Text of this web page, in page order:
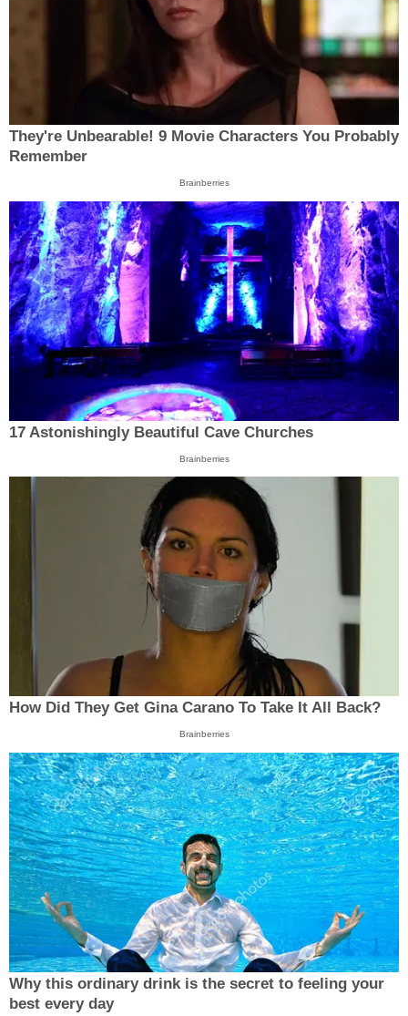
They're Unbearable! 9 Movie Characters You Probably
Remember
Brainberries
17 Astonishingly Beautiful Cave Churches
Brainberries
How Did They Get Gina Carano To Take It All Back?
Brainberries
Why this ordinary drink is the secret to feeling your
best every day